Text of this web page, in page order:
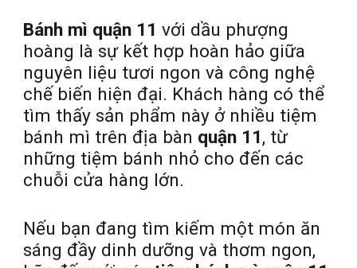
Bánh mì quận 11 với dầu phượng
hoàng là sự kết hợp hoàn hảo giữa
nguyên liệu tươi ngon và công nghệ
chế biến hiện đại. Khách hàng có thể
tìm thấy sản phẩm này ở nhiều tiệm
bánh mì trên địa bàn quận 11, từ
những tiệm bánh nhỏ cho đến các
chuỗi cửa hàng lớn.
Nếu bạn đang tìm kiếm một món ăn
sáng đầy dinh dưỡng và thơm ngon,